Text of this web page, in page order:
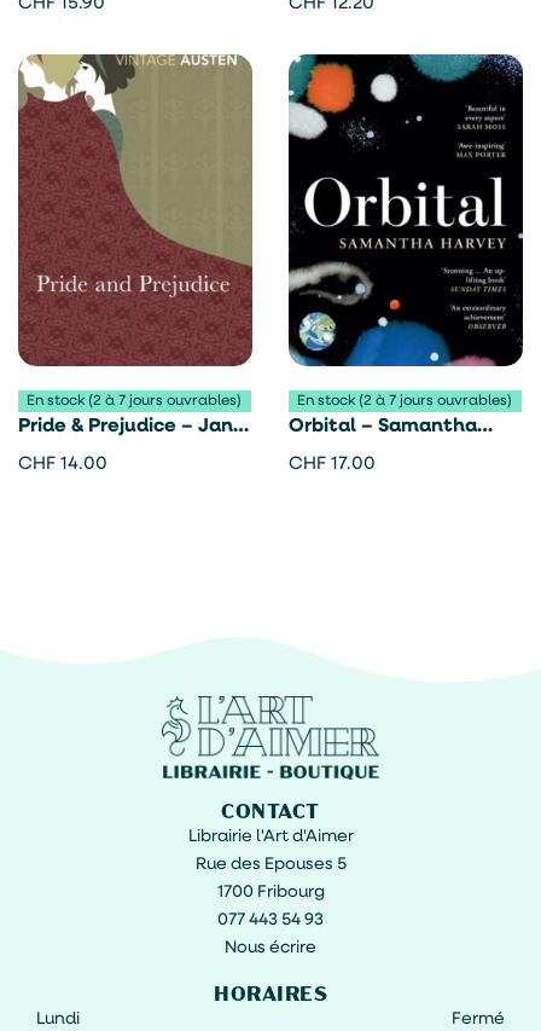
CHF 15.90 CHF 12.20
En stock (2 à 7 jours ouvrables)
Pride & Prejudice – Jane
Austen
CHF 14.00
En stock (2 à 7 jours ouvrables)
Orbital – Samantha
Harvey
CHF 17.00
CONTACT
Librairie l'Art d'Aimer
Rue des Epouses 5
1700 Fribourg
077 443 54 93
Nous écrire
HORAIRES
Lundi Fermé